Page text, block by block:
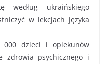
według ukraińskiego
w lekcjach języka
000 dzieci i opiekunów
zdrowia psychicznego i